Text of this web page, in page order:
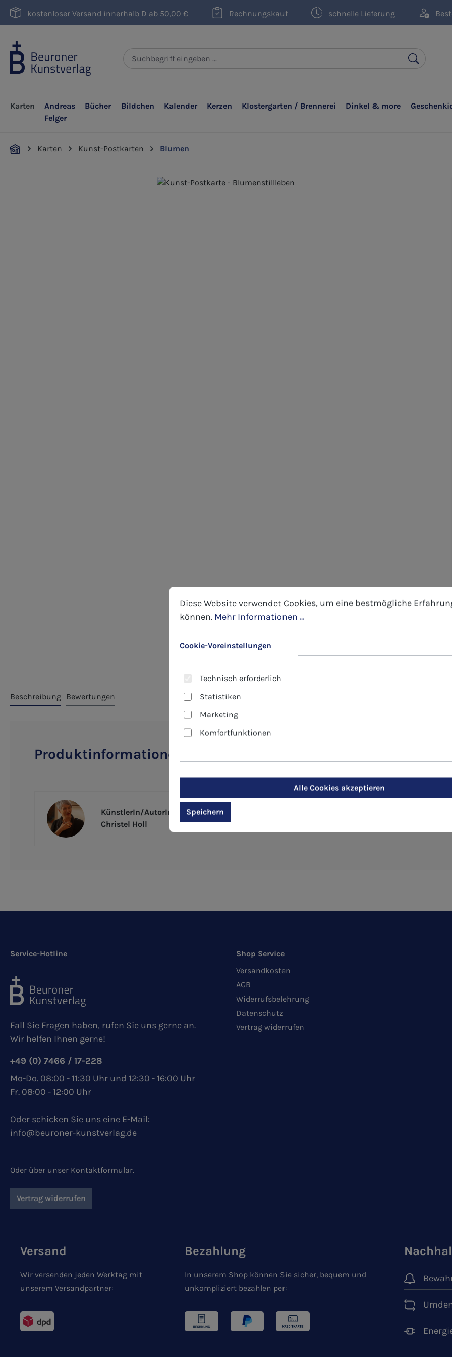
Hauptinhalt springen
Zur Suche springen
Zur Hauptnavigation springen
kostenloser Versand innerhalb D ab 50,00 € Rechnungskauf schnelle Lieferung
Karten
Andreas
Felger
Bücher Bildchen Kalender Kerzen Klostergarten / Brennerei Dinkel & more
Karten Kunst-Postkarten Blumen
Beschreibung Bewertungen
Produktinformationen "Kunst-Postkarte - Blumenstillleben"
KünstlerIn/AutorIn
Christel Holl
Service-Hotline
Fall Sie Fragen haben, rufen Sie uns gerne an.
Wir helfen Ihnen gerne!
+49 (0) 7466 / 17-228
Mo-Do. 08:00 - 11:30 Uhr und 12:30 - 16:00 Uhr
Fr. 08:00 - 12:00 Uhr
Oder schicken Sie uns eine E-Mail:
info@beuroner-kunstverlag.de
Oder über unser Kontaktformular.
Vertrag widerrufen
Shop Service
Versandkosten
AGB
Widerrufsbelehrung
Datenschutz
Vertrag widerrufen
Versand
Wir versenden jeden Werktag mit
unserem Versandpartner:
Bezahlung
In unserem Shop können Sie sicher, bequem und
unkompliziert bezahlen per:
Cookie-Voreinstellungen
Diese Website verwendet Cookies, um eine bestmögliche Erfahrung
Diese Website verwendet Cookies, um eine bestmögliche
können. Mehr Informationen ...
Cookie-Voreinstellungen
Technisch erforderlich
Statistiken
Marketing
Komfortfunktionen
Alle Cookies akzeptieren
Speichern